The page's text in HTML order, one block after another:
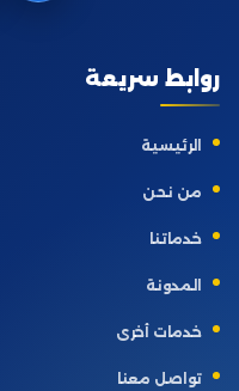
روابط سريعة
الرئيسية
من نحن
خدماتنا
المدونة
خدمات أخرى
تواصل معنا